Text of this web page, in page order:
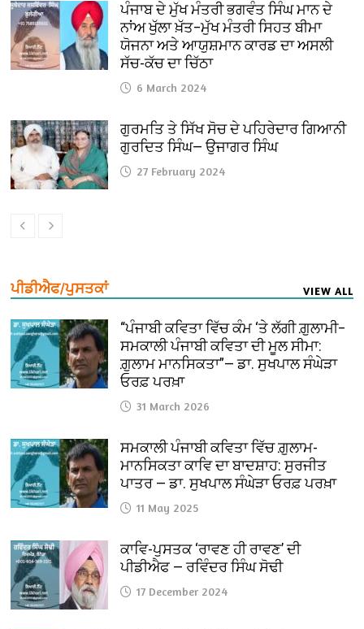
ਪੰਜਾਬ ਦੇ ਮੁੱਖ ਮੰਤਰੀ ਭਗਵੰਤ ਸਿੰਘ ਮਾਨ ਦੇ
ਨਾਂਅ ਖੁੱਲਾ ਖ਼ੱਤ–ਮੁੱਖ ਮੰਤਰੀ ਸਿਹਤ ਬੀਮਾ
ਯੋਜਨਾ ਅਤੇ ਆਯੁਸ਼ਮਾਨ ਕਾਰਡ ਦਾ ਅਸਲੀ
ਸੱਚ-ਕੱਚ ਦਾ ਚਿੱਠਾ
6 March 2024
ਗੁਰਮਤਿ ਤੇ ਸਿੱਖ ਸੋਚ ਦੇ ਪਹਿਰੇਦਾਰ ਗਿਆਨੀ
ਗੁਰਦਿਤ ਸਿੰਘ— ਉਜਾਗਰ ਸਿੰਘ
27 February 2024
ਪੀਡੀਐਫ/ਪੁਸਤਕਾਂ VIEW ALL
“ਪੰਜਾਬੀ ਕਵਿਤਾ ਵਿੱਚ ਕੰਮ ‘ਤੇ ਲੱਗੀ ਗ਼ੁਲਾਮੀ–
ਸਮਕਾਲੀ ਪੰਜਾਬੀ ਕਵਿਤਾ ਦੀ ਮੂਲ ਸੀਮਾ:
ਗ਼ੁਲਾਮ ਮਾਨਸਿਕਤਾ”— ਡਾ. ਸੁਖਪਾਲ ਸੰਘੇੜਾ
ਓਰਫ਼ ਪਰਖ਼ਾ
31 March 2026
ਸਮਕਾਲੀ ਪੰਜਾਬੀ ਕਵਿਤਾ ਵਿੱਚ ਗ਼ੁਲਾਮ-
ਮਾਨਸਿਕਤਾ ਕਾਵਿ ਦਾ ਬਾਦਸ਼ਾਹ: ਸੁਰਜੀਤ
ਪਾਤਰ — ਡਾ. ਸੁਖਪਾਲ ਸੰਘੇੜਾ ਓਰਫ਼ ਪਰਖ਼ਾ
11 May 2025
ਕਾਵਿ-ਪੁਸਤਕ ‘ਰਾਵਣ ਹੀ ਰਾਵਣ’ ਦੀ
ਪੀਡੀਐਫ — ਰਵਿੰਦਰ ਸਿੰਘ ਸੋਢੀ
17 December 2024